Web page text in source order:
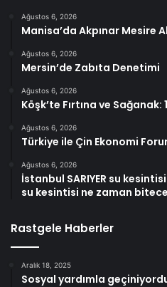
Ağustos 6, 2026
Manisa’da Akpınar Mesire
Ağustos 6, 2026
Mersin’de Zabıta Denetimi
Ağustos 6, 2026
Köşk’te Fırtına ve Sağanak:
Ağustos 6, 2026
Türkiye ile Çin Ekonomi
Ağustos 6, 2026
İstanbul SARIYER su
su kesintisi ne zaman
Rastgele Haberler
Aralık 18, 2025
Sosyal yardımla